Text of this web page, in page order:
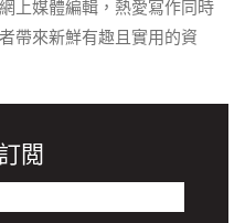
上媒體編輯，熱愛寫作同時
帶來新鮮有趣且實用的資
閲